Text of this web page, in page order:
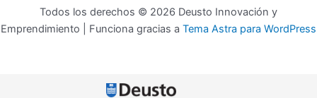
Todos los derechos © 2026 Deusto Innovación y
Emprendimiento | Funciona gracias a Tema Astra para WordPress